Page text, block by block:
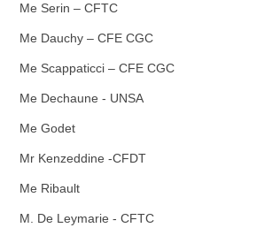
Me Serin – CFTC
Me Dauchy – CFE CGC
Me Scappaticci – CFE CGC
Me Dechaune - UNSA
Me Godet
Mr Kenzeddine -CFDT
Me Ribault
M. De Leymarie - CFTC